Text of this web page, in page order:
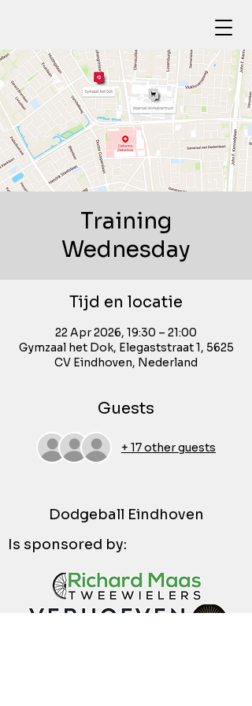
Training
Wednesday
Tijd en locatie
22 Apr 2026, 19:30 – 21:00
Gymzaal het Dok, Elegaststraat 1, 5625
CV Eindhoven, Nederland
Guests
+ 17 other guests
Dodgeball Eindhoven
Is sponsored by: